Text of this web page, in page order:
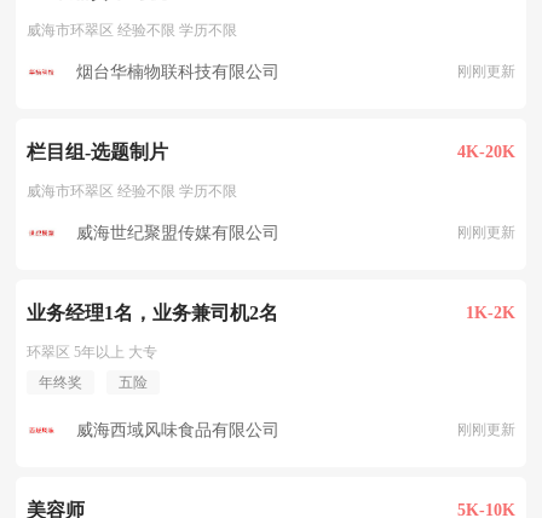
威海市环翠区 经验不限 学历不限
烟台华楠物联科技有限公司 刚刚更新
栏目组-选题制片 4K-20K
威海市环翠区 经验不限 学历不限
威海世纪聚盟传媒有限公司 刚刚更新
业务经理1名，业务兼司机2名 1K-2K
环翠区 5年以上 大专
年终奖
五险
威海西域风味食品有限公司 刚刚更新
美容师 5K-10K